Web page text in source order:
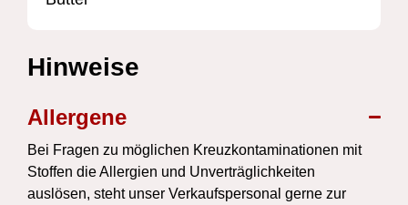
Hinweise
Allergene
Bei Fragen zu möglichen Kreuzkontaminationen mit
Stoffen die Allergien und Unverträglichkeiten
auslösen, steht unser Verkaufspersonal gerne zur